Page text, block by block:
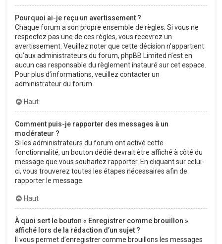
Pourquoi ai-je reçu un avertissement ?
Chaque forum a son propre ensemble de règles. Si vous ne
respectez pas une de ces règles, vous recevrez un
avertissement. Veuillez noter que cette décision n’appartient
qu’aux administrateurs du forum, phpBB Limited n’est en
aucun cas responsable du règlement instauré sur cet espace.
Pour plus d’informations, veuillez contacter un
administrateur du forum.
Haut
Comment puis-je rapporter des messages à un
modérateur ?
Si les administrateurs du forum ont activé cette
fonctionnalité, un bouton dédié devrait être affiché à côté du
message que vous souhaitez rapporter. En cliquant sur celui-
ci, vous trouverez toutes les étapes nécessaires afin de
rapporter le message.
Haut
À quoi sert le bouton « Enregistrer comme brouillon »
affiché lors de la rédaction d’un sujet ?
Il vous permet d’enregistrer comme brouillons les messages